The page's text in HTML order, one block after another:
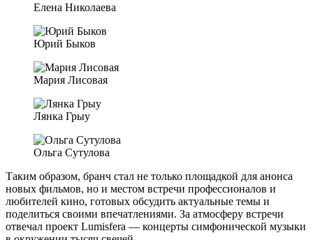
Елена Николаева
Юрий Быков
Мария Лисовая
Лянка Грыу
Ольга Сутулова
Таким образом, бранч стал не только площадкой для анонса
новых фильмов, но и местом встречи профессионалов и
любителей кино, готовых обсудить актуальные темы и
поделиться своими впечатлениями. За атмосферу встречи
отвечал проект Lumisfera — концерты симфонической музыки